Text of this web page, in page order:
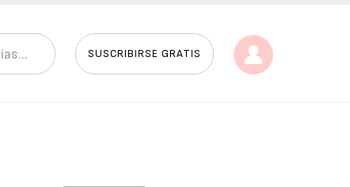
SUSCRIBIRSE GRATIS